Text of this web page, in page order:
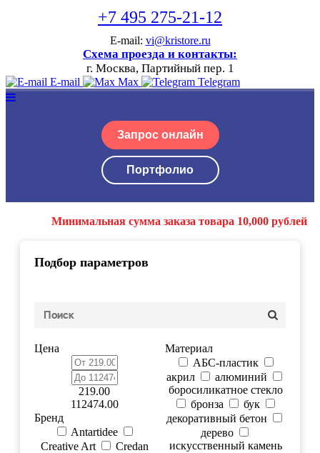
+7 495 275-21-12
E-mail: vi@kristore.ru
Схема проезда и контакты:
г. Москва, Партийный пер. 1
E-mail Max Telegram
Запрос онлайн
Портфолио
Минимальная сумма заказа товара 10,000 рублей
Подбор параметров
Цена
219.00
112474.00
Материал
АБС-пластик
акрил
алюминий
боросиликатное стекло
бронза
бук
декоративный бетон
дерево
искусственный камень
Бренд
Antartidee
Creative Art
Credan